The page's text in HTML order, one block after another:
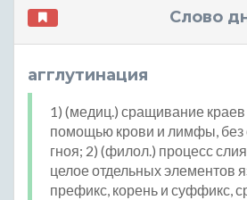
Слово
агглутинация
1) (медиц.) сращивание
помощью крови и лимфы, без
гноя; 2) (филол.) процесс
целое отдельных элементов
префикс, корень и суффикс,